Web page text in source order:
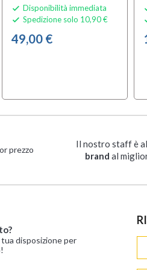
 Disponibilità immediata
 Spedizione solo 10,90 €
49,00 €
prezzo
Il nostro staff è
brand al
disposizione per